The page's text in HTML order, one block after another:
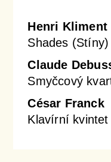
Henri Kliment
Shades (Stíny)
Claude
Smyčcový
César Franck
Klavírní kvintet